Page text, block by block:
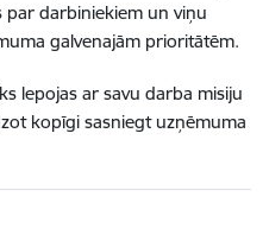
par darbiniekiem un viņu
galvenajām prioritātēm.
lepojas ar savu darba misiju
kopīgi sasniegt uzņēmuma